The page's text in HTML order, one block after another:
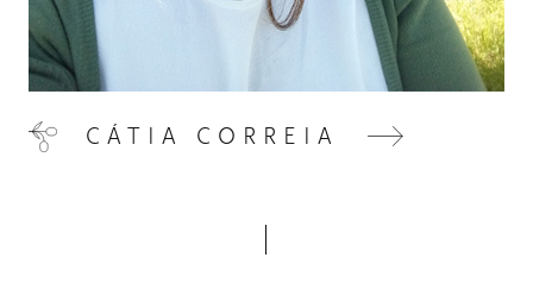
CÁTIA CORREIA